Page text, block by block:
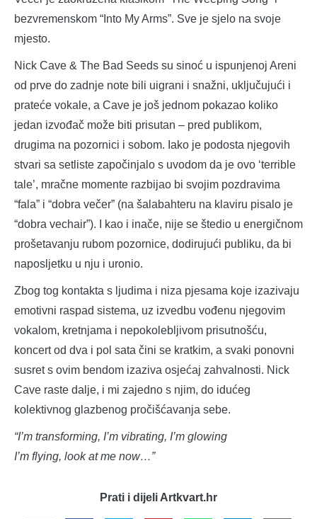
bezvremenskom “Into My Arms”. Sve je sjelo na svoje
mjesto.
Nick Cave & The Bad Seeds su sinoć u ispunjenoj Areni
od prve do zadnje note bili uigrani i snažni, uključujući i
prateće vokale, a Cave je još jednom pokazao koliko
jedan izvođač može biti prisutan – pred publikom,
drugima na pozornici i sobom. Iako je podosta njegovih
stvari sa setliste započinjalo s uvodom da je ovo ‘terrible
tale’, mračne momente razbijao bi svojim pozdravima
“fala” i “dobra večer” (na šalabahteru na klaviru pisalo je
“dobra vechair”). I kao i inače, nije se štedio u energičnom
prošetavanju rubom pozornice, dodirujući publiku, da bi
naposljetku u nju i uronio.
Zbog tog kontakta s ljudima i niza pjesama koje izazivaju
emotivni raspad sistema, uz izvedbu vođenu njegovim
vokalom, kretnjama i nepokolebljivom prisutnošću,
koncert od dva i pol sata čini se kratkim, a svaki ponovni
susret s ovim bendom izaziva osjećaj zahvalnosti. Nick
Cave raste dalje, i mi zajedno s njim, do idućeg
kolektivnog glazbenog pročišćavanja sebe.
“I’m transforming, I’m vibrating, I’m glowing
I’m flying, look at me now…”
Prati i dijeli Artkvart.hr